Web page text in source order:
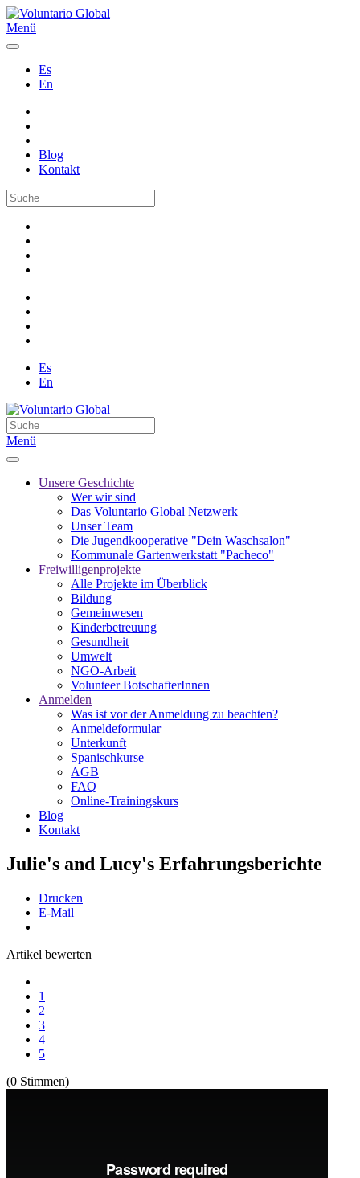
Menü
Es
En
Blog
Kontakt
Es
En
Menü
Unsere Geschichte
Wer wir sind
Das Voluntario Global Netzwerk
Unser Team
Die Jugendkooperative "Dein Waschsalon"
Kommunale Gartenwerkstatt "Pacheco"
Freiwilligenprojekte
Alle Projekte im Überblick
Bildung
Gemeinwesen
Kinderbetreuung
Gesundheit
Umwelt
NGO-Arbeit
Volunteer BotschafterInnen
Anmelden
Was ist vor der Anmeldung zu beachten?
Anmeldeformular
Unterkunft
Spanischkurse
AGB
FAQ
Online-Trainingskurs
Blog
Kontakt
Julie's and Lucy's Erfahrungsberichte
Drucken
E-Mail
Artikel bewerten
1
2
3
4
5
(0 Stimmen)